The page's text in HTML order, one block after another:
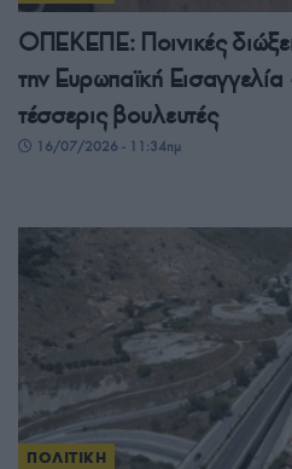
ΟΠΕΚΕΠΕ: Ποινικές
την Ευρωπαϊκή
τέσσερις βουλευτές
16/07/2026 - 11:34πμ
ΠΟΛΙΤΙΚΗ